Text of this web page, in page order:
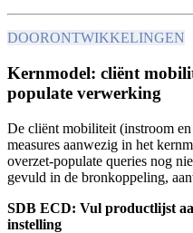
DOORONTWIKKELINGEN
Kernmodel: cliënt
populate verwerking
De cliënt mobiliteit (instroom
measures aanwezig in het
overzet-populate queries nog
gevuld in de bronkoppeling,
SDB ECD: Vul productlijst
instelling